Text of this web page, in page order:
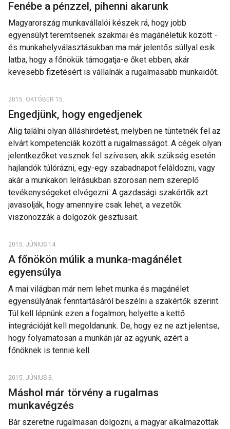
Fenébe a pénzzel, pihenni akarunk
Magyarország munkavállalói készek rá, hogy jobb
egyensúlyt teremtsenek szakmai és magánéletük között -
és munkahelyválasztásukban ma már jelentős súllyal esik
latba, hogy a főnökük támogatja-e őket ebben, akár
kevesebb fizetésért is vállalnák a rugalmasabb munkaidőt.
2015. OKTÓBER 15.
Engedjünk, hogy engedjenek
Alig találni olyan álláshirdetést, melyben ne tüntetnék fel az
elvárt kompetenciák között a rugalmasságot. A cégek olyan
jelentkezőket vesznek fel szívesen, akik szükség esetén
hajlandók túlórázni, egy-egy szabadnapot feláldozni, vagy
akár a munkaköri leírásukban szorosan nem szereplő
tevékenységeket elvégezni. A gazdasági szakértők azt
javasolják, hogy amennyire csak lehet, a vezetők
viszonozzák a dolgozók gesztusait.
2015. JÚNIUS 14.
A főnökön múlik a munka-magánélet
egyensúlya
A mai világban már nem lehet munka és magánélet
egyensúlyának fenntartásáról beszélni a szakértők szerint.
Túl kell lépnünk ezen a fogalmon, helyette a kettő
integrációját kell megoldanunk. De, hogy ez ne azt jelentse,
hogy folyamatosan a munkán jár az agyunk, azért a
főnöknek is tennie kell.
2015. JÚNIUS 3.
Máshol már törvény a rugalmas
munkavégzés
Bár szeretne rugalmasan dolgozni, a magyar alkalmazottak